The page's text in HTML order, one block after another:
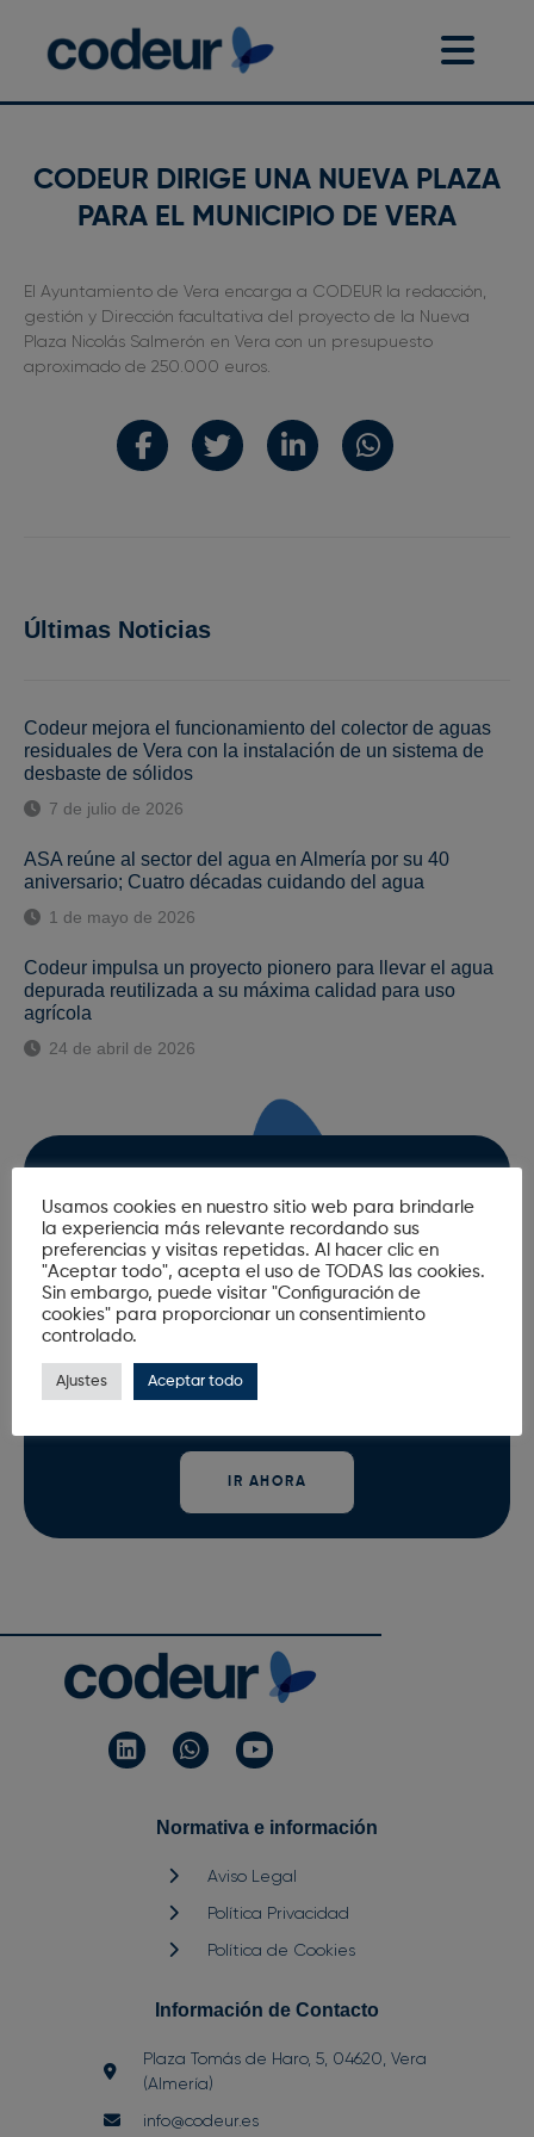
CODEUR DIRIGE UNA NUEVA PLAZA
PARA EL MUNICIPIO DE VERA
El Ayuntamiento de Vera encarga a CODEUR la redacción,
gestión y Dirección facultativa del proyecto de la Nueva
Plaza Nicolás Salmerón en Vera con un presupuesto
aproximado de 250.000 euros.
Últimas Noticias
Codeur mejora el funcionamiento del colector de aguas
residuales de Vera con la instalación de un sistema de
desbaste de sólidos
7 de julio de 2026
ASA reúne al sector del agua en Almería por su 40
aniversario; Cuatro décadas cuidando del agua
1 de mayo de 2026
Codeur impulsa un proyecto pionero para llevar el agua
depurada reutilizada a su máxima calidad para uso
agrícola
24 de abril de 2026
En nuestra oficina virtual no hay horarios ni esperas y
además no se genera papel, contribuyendo con el
medio ambiente.
Altas | Bajas | Contratos | Facturación | Reclamaciones |
Todo tipo de trámites
IR AHORA
Normativa e información
Aviso Legal
Política Privacidad
Política de Cookies
Información de Contacto
Plaza Tomás de Haro, 5, 04620, Vera
(Almería)
info@codeur.es
Usamos cookies en nuestro sitio web para brindarle
la experiencia más relevante recordando sus
preferencias y visitas repetidas. Al hacer clic en
"Aceptar todo", acepta el uso de TODAS las cookies.
Sin embargo, puede visitar "Configuración de
cookies" para proporcionar un consentimiento
controlado.
Ajustes Aceptar todo